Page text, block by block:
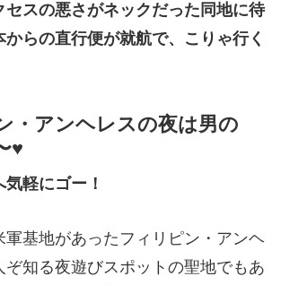
セスの悪さがネックだった同地に待
からの直行便が就航で、こりゃ行く
・アンヘレスの夜は男の
♥
軽にゴー！
基地があったフィリピン・アンヘ
ぞ知る夜遊びスポットの聖地でもあ